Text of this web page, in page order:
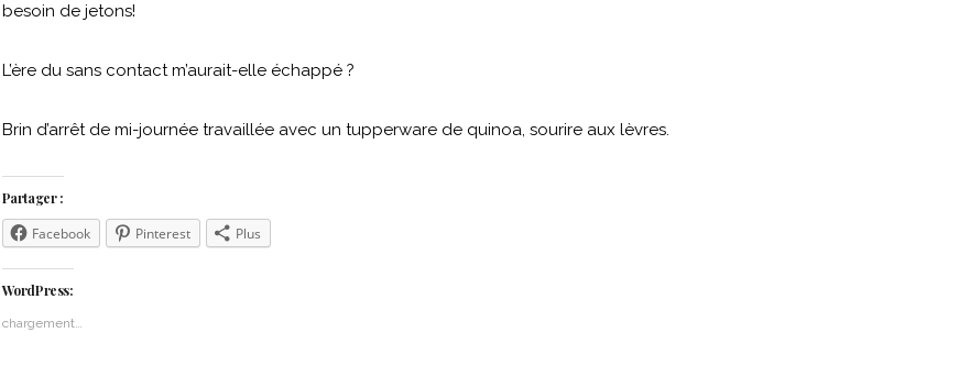
besoin de jetons!
L’ère du sans contact m’aurait-elle échappé ?
Brin d’arrêt de mi-journée travaillée avec un tupperware de quinoa, sourire aux lèvres.
Partager :
Facebook Pinterest Plus
WordPress:
chargement…